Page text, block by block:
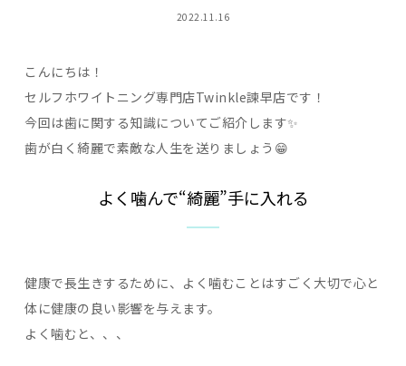
2022.11.16
こんにちは！
セルフホワイトニング専門店Twinkle諫早店です！
今回は歯に関する知識についてご紹介します✨
歯が白く綺麗で素敵な人生を送りましょう😁
よく噛んで“綺麗”手に入れる
健康で長生きするために、よく噛むことはすごく大切で心と
体に健康の良い影響を与えます。
よく噛むと、、、